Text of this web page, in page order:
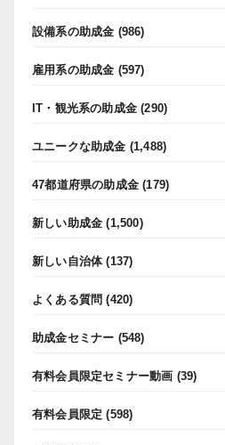
設備系の助成金 (986)
雇用系の助成金 (597)
IT・観光系の助成金 (290)
ユニークな助成金 (1,488)
47都道府県の助成金 (179)
新しい助成金 (1,500)
新しい自治体(137)
よくある質問 (420)
助成金セミナー (548)
有料会員限定セミナー動画 (39)
有料会員限定 (598)